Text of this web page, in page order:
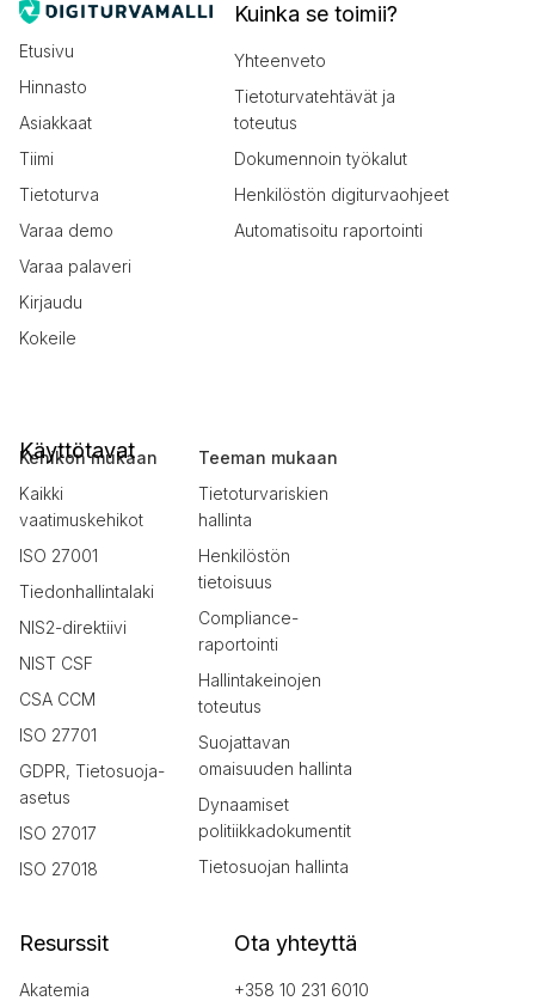
Etusivu
Hinnasto
Asiakkaat
Tiimi
Tietoturva
Varaa demo
Varaa palaveri
Kirjaudu
Kokeile
Kuinka se toimii?
Yhteenveto
Tietoturvatehtävät ja
toteutus
Dokumennoin työkalut
Henkilöstön digiturvaohjeet
Automatisoitu raportointi
Käyttötavat
Kehikon mukaan
Kaikki
vaatimuskehikot
ISO 27001
Tiedonhallintalaki
NIS2-direktiivi
NIST CSF
CSA CCM
ISO 27701
GDPR, Tietosuoja-
asetus
ISO 27017
ISO 27018
Teeman mukaan
Tietoturvariskien
hallinta
Henkilöstön
tietoisuus
Compliance-
raportointi
Hallintakeinojen
toteutus
Suojattavan
omaisuuden hallinta
Dynaamiset
politiikkadokumentit
Tietosuojan hallinta
Resurssit
Akatemia
Ota yhteyttä
+358 10 231 6010